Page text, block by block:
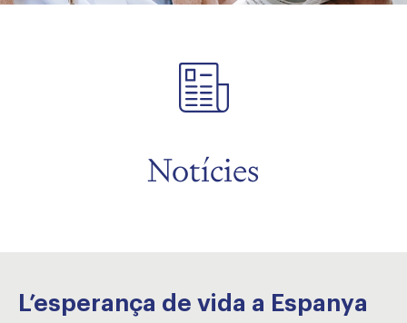
Notícies
L’esperança de vida a Espanya